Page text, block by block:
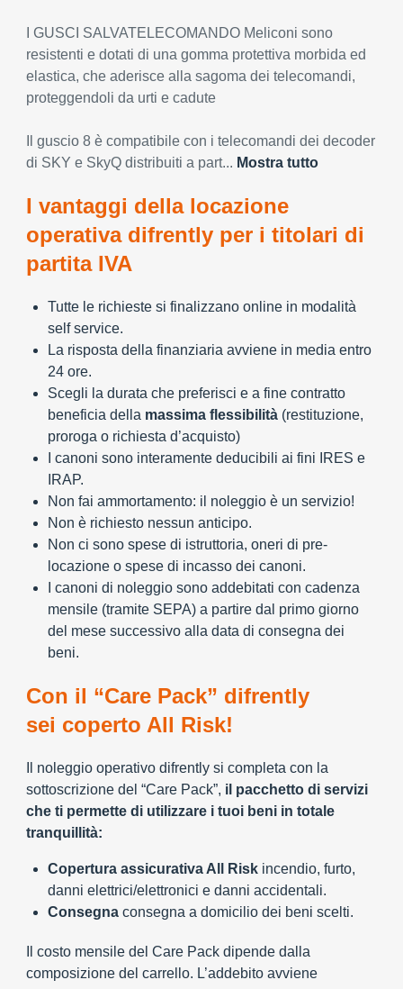
I GUSCI SALVATELECOMANDO Meliconi sono
resistenti e dotati di una gomma protettiva morbida ed
elastica, che aderisce alla sagoma dei telecomandi,
proteggendoli da urti e cadute
Il guscio 8 è compatibile con i telecomandi dei decoder
di SKY e SkyQ distribuiti a part... Mostra tutto
I vantaggi della locazione
operativa difrently per i titolari di
partita IVA
Tutte le richieste si finalizzano online in modalità
self service.
La risposta della finanziaria avviene in media entro
24 ore.
Scegli la durata che preferisci e a fine contratto
beneficia della massima flessibilità (restituzione,
proroga o richiesta d’acquisto)
I canoni sono interamente deducibili ai fini IRES e
IRAP.
Non fai ammortamento: il noleggio è un servizio!
Non è richiesto nessun anticipo.
Non ci sono spese di istruttoria, oneri di pre-
locazione o spese di incasso dei canoni.
I canoni di noleggio sono addebitati con cadenza
mensile (tramite SEPA) a partire dal primo giorno
del mese successivo alla data di consegna dei
beni.
Con il “Care Pack” difrently
sei coperto All Risk!
Il noleggio operativo difrently si completa con la
sottoscrizione del “Care Pack”, il pacchetto di servizi
che ti permette di utilizzare i tuoi beni in totale
tranquillità:
Copertura assicurativa All Risk incendio, furto,
danni elettrici/elettronici e danni accidentali.
Consegna consegna a domicilio dei beni scelti.
Il costo mensile del Care Pack dipende dalla
composizione del carrello. L’addebito avviene